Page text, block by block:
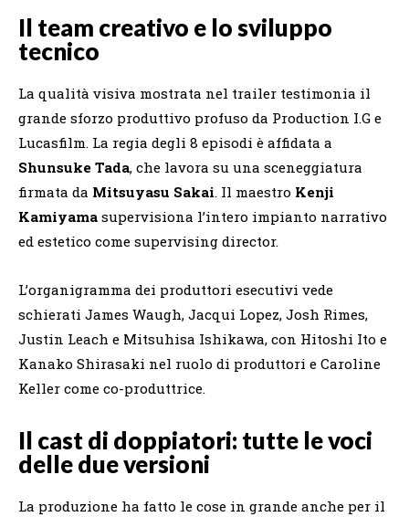
Il team creativo e lo sviluppo
tecnico
La qualità visiva mostrata nel trailer testimonia il
grande sforzo produttivo profuso da Production I.G e
Lucasfilm. La regia degli 8 episodi è affidata a
Shunsuke Tada, che lavora su una sceneggiatura
firmata da Mitsuyasu Sakai. Il maestro Kenji
Kamiyama supervisiona l’intero impianto narrativo
ed estetico come supervising director.
L’organigramma dei produttori esecutivi vede
schierati James Waugh, Jacqui Lopez, Josh Rimes,
Justin Leach e Mitsuhisa Ishikawa, con Hitoshi Ito e
Kanako Shirasaki nel ruolo di produttori e Caroline
Keller come co-produttrice.
Il cast di doppiatori: tutte le voci
delle due versioni
La produzione ha fatto le cose in grande anche per il